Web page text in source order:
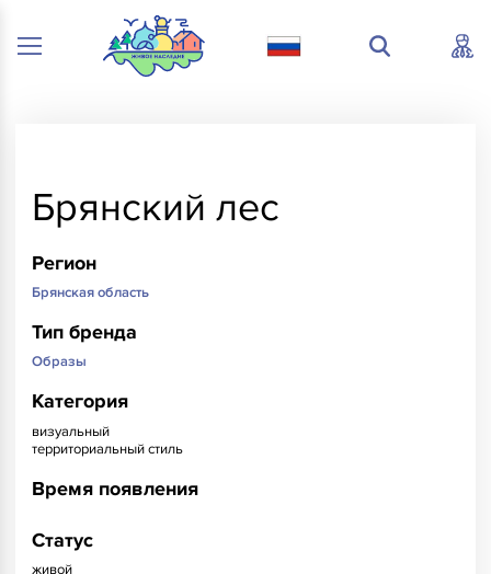
Брянский лес
Регион
Брянская область
Тип бренда
Образы
Категория
визуальный
территориальный стиль
Время появления
Статус
живой